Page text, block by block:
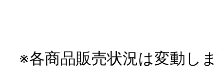
※各商品販売状況は変動し